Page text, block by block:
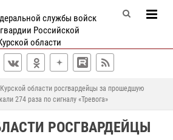
службы войск
Российской
области
области росгвардейцы за прошедшую
274 раза по сигналу «Тревога»
РОСГВАРДЕЙЦЫ